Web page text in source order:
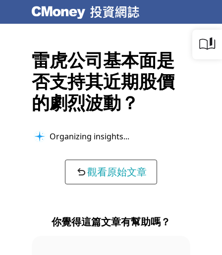
雷虎公司基本面是
否支持其近期股價
的劇烈波動？
Organizing insights...
觀看原始文章
你覺得這篇文章有幫助嗎？